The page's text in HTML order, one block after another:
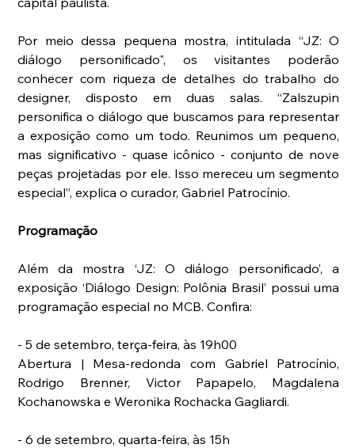
Por meio dessa pequena mostra, intitulada “JZ: O
diálogo personificado", os visitantes poderão
conhecer com riqueza de detalhes do trabalho do
designer, disposto em duas salas. “Zalszupin
personifica o diálogo que buscamos para representar
a exposição como um todo. Reunimos um pequeno,
mas significativo - quase icônico - conjunto de nove
peças projetadas por ele. Isso mereceu um segmento
especial”, explica o curador, Gabriel Patrocínio.
Programação
Além da mostra ‘JZ: O diálogo personificado’, a
exposição ‘Diálogo Design: Polônia Brasil’ possui uma
programação especial no MCB. Confira:
- 5 de setembro, terça-feira, às 19h00
Abertura | Mesa-redonda com Gabriel Patrocínio,
Rodrigo Brenner, Victor Papapelo, Magdalena
Kochanowska e Weronika Rochacka Gagliardi.
- 6 de setembro, quarta-feira, às 15h